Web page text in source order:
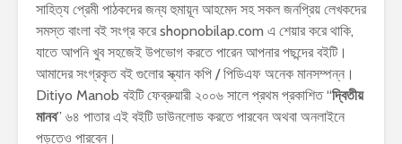
সাহিত্য প্রেমী পাঠকদের জন্য হুমায়ূন আহমেদ সহ সকল জনপ্রিয় লেখকদের
সমস্ত বাংলা বই সংগ্র করে shopnobilap.com এ শেয়ার করে থাকি,
যাতে আপনি খুব সহজেই উপভোগ করতে পারেন আপনার পছন্দের বইটি।
আমাদের সংগ্রকৃত বই গুলোর স্ক্যান কপি / পিডিএফ অনেক মানসম্পন্ন।
Ditiyo Manob বইটি ফেব্রুয়ারী ২০০৬ সালে প্রথম প্রকাশিত “দ্বিতীয়
মানব” ৬৪ পাতার এই বইটি ডাউনলোড করতে পারবেন অথবা অনলাইনে
পড়তেও পারবেন।